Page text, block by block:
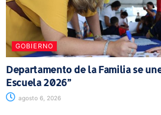
GOBIERNO
Departamento de la Familia se
Escuela 2026”
agosto 6, 2026